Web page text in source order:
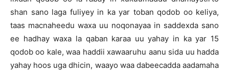
shan sano laga fuliyey in ka yar toban qodob oo keliya,
taas macnaheedu waxa uu noqonayaa in saddexda sano
ee hadhay waxa la qaban karaa uu yahay in ka yar 15
qodob oo kale, waa haddii xawaaruhu aanu sida uu hadda
yahay hoos uga dhicin, waayo waa dabeecadda aadamaha